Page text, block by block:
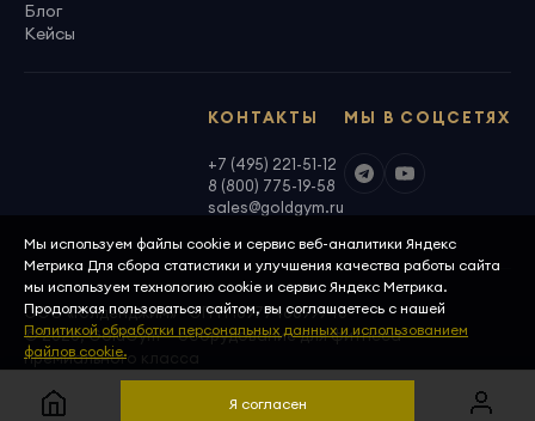
Блог
Кейсы
МЫ В СОЦСЕТЯХ
КОНТАКТЫ
+7 (495) 221-51-12
8 (800) 775-19-58
sales@goldgym.ru
ООО «Голденджим» · ОГРН 1097746699940
© 2026, GoldGym — оборудование для фитнеса
премиального класса
Политика конфиденциальности
Скачать реквизиты
Мы используем файлы cookie и сервис веб-аналитики Яндекс
Метрика Для сбора статистики и улучшения качества работы сайта
мы используем технологию cookie и сервис Яндекс Метрика.
Продолжая пользоваться сайтом, вы соглашаетесь с нашей
Политикой обработки персональных данных и использованием
файлов cookie.
Я согласен